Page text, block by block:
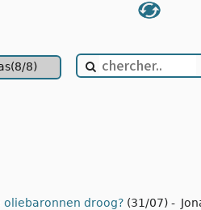
8)
oliebaronnen droog? (31/07) -